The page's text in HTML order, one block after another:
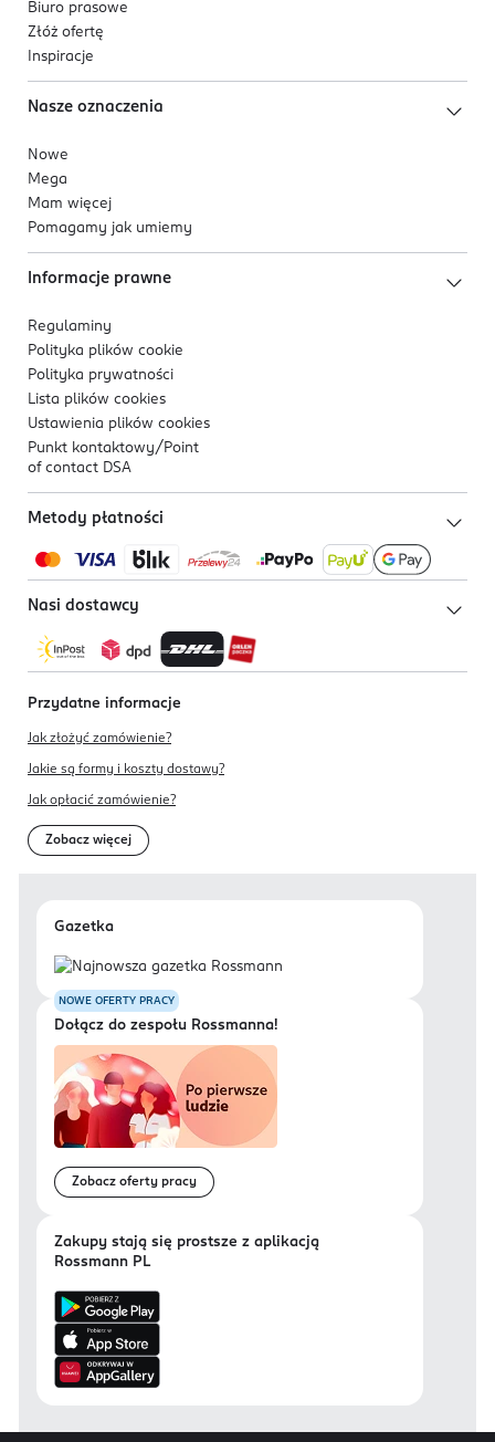
Biuro prasowe
Złóż ofertę
Inspiracje
Nasze oznaczenia
Nowe
Mega
Mam więcej
Pomagamy jak umiemy
Informacje prawne
Regulaminy
Polityka plików cookie
Polityka prywatności
Lista plików cookies
Ustawienia plików cookies
Punkt kontaktowy/ Point
of contact DSA
Metody płatności
Nasi dostawcy
Przydatne informacje
Jak złożyć zamówienie?
Jakie są formy i koszty dostawy?
Jak opłacić zamówienie?
Zobacz więcej
Gazetka
NOWE OFERTY PRACY
Dołącz do zespołu Rossmanna!
Zobacz oferty pracy
Zakupy stają się prostsze z aplikacją
Rossmann PL